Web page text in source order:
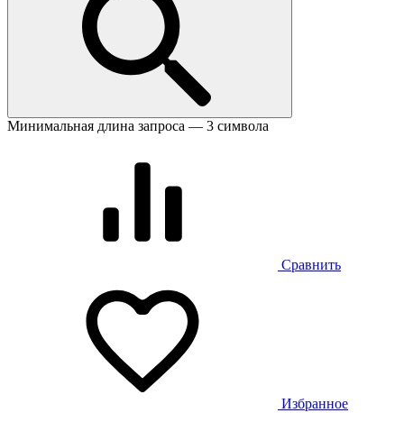
Минимальная длина запроса — 3 символа
Сравнить
Избранное